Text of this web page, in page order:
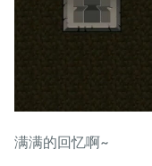
满满的回忆啊~